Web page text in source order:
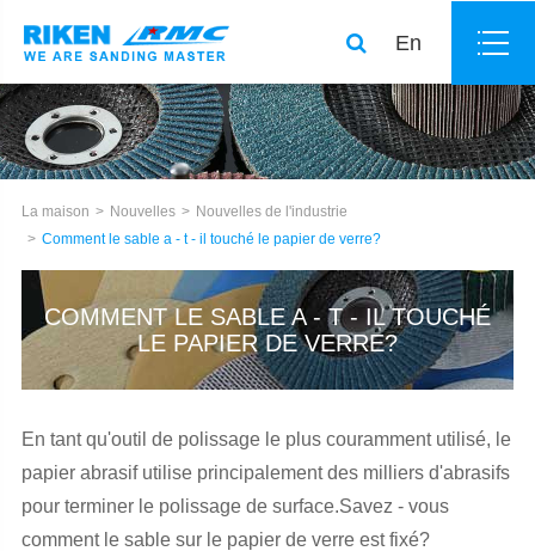
En
La maison Nouvelles
Nouvelles de l'industrie
Comment le sable a - t - il touché le papier de verre?
COMMENT LE SABLE A - T - IL TOUCHÉ
LE PAPIER DE VERRE?
En tant qu'outil de polissage le plus couramment utilisé, le
papier abrasif utilise principalement des milliers d'abrasifs
pour terminer le polissage de surface.Savez - vous
comment le sable sur le papier de verre est fixé?